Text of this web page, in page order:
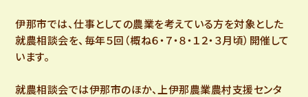
伊那市では、仕事としての農業を考えている方を対象とした
就農相談会を、毎年５回（概ね６・７・８・１２・３月頃）開催して
います。
就農相談会では伊那市のほか、上伊那農業農村支援センタ